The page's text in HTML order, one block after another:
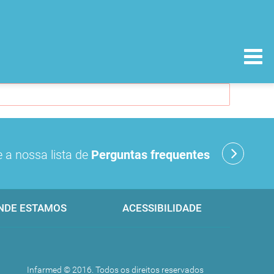
a nossa lista de Perguntas frequentes
ESTAMOS ACESSIBILIDADE
Infarmed © 2016. Todos os direitos reservados